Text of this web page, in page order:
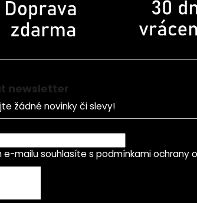
newsletter
žádné novinky či slevy!
e-mailu souhlasíte s podmínkami ochrany